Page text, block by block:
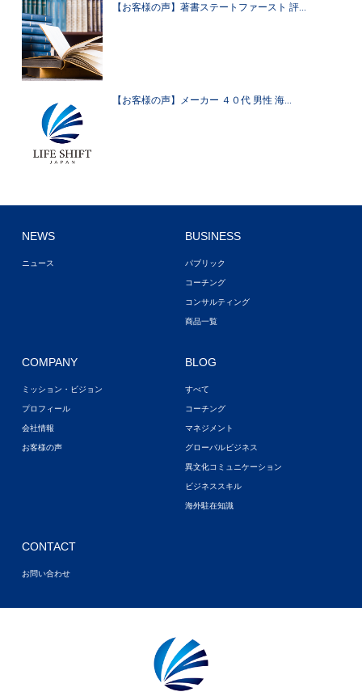
【お客様の声】著書ステートファースト 評...
【お客様の声】メーカー ４０代 男性 海...
NEWS
ニュース
BUSINESS
パブリック
コーチング
コンサルティング
商品一覧
COMPANY
ミッション・ビジョン
プロフィール
会社情報
お客様の声
BLOG
すべて
コーチング
マネジメント
グローバルビジネス
異文化コミュニケーション
ビジネススキル
海外駐在知識
CONTACT
お問い合わせ